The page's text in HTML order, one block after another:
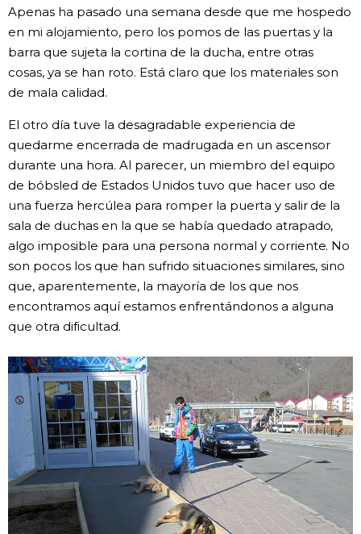
Apenas ha pasado una semana desde que me hospedo
en mi alojamiento, pero los pomos de las puertas y la
barra que sujeta la cortina de la ducha, entre otras
cosas, ya se han roto. Está claro que los materiales son
de mala calidad.
El otro día tuve la desagradable experiencia de
quedarme encerrada de madrugada en un ascensor
durante una hora. Al parecer, un miembro del equipo
de bóbsled de Estados Unidos tuvo que hacer uso de
una fuerza hercúlea para romper la puerta y salir de la
sala de duchas en la que se había quedado atrapado,
algo imposible para una persona normal y corriente. No
son pocos los que han sufrido situaciones similares, sino
que, aparentemente, la mayoría de los que nos
encontramos aquí estamos enfrentándonos a alguna
que otra dificultad.